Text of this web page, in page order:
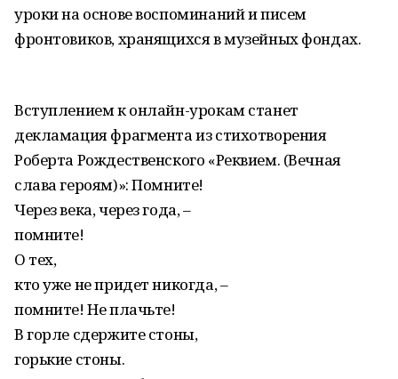
уроки на основе воспоминаний и писем
фронтовиков, хранящихся в музейных фондах.
Вступлением к онлайн-урокам станет
декламация фрагмента из стихотворения
Роберта Рождественского «Реквием. (Вечная
слава героям)»: Помните!
Через века, через года, –
помните!
О тех,
кто уже не придет никогда, –
помните! Не плачьте!
В горле сдержите стоны,
горькие стоны.